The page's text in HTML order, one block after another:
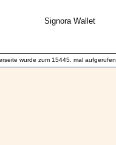
Signora Wallet
wurde zum 15445. mal aufgerufen.